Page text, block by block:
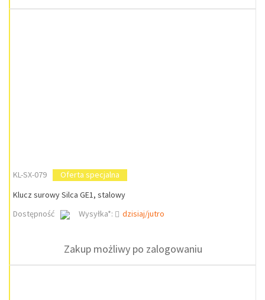
KL-SX-079
Oferta specjalna
Klucz surowy Silca GE1, stalowy
Dostępność
Wysyłka*: dzisiaj/jutro
Zakup możliwy po zalogowaniu